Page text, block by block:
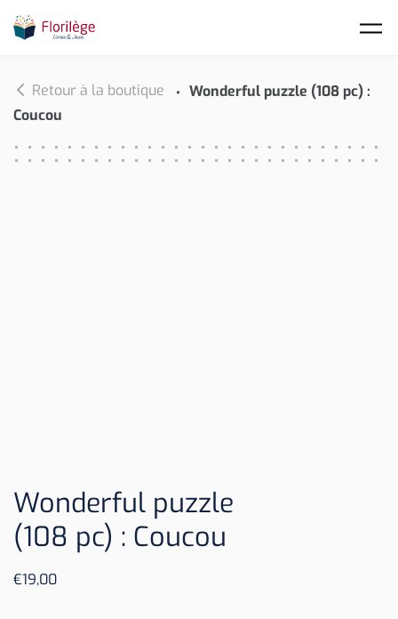
Retour à la boutique
Wonderful puzzle (108 pc) :
Coucou
Wonderful puzzle
(108 pc) : Coucou
€19,00